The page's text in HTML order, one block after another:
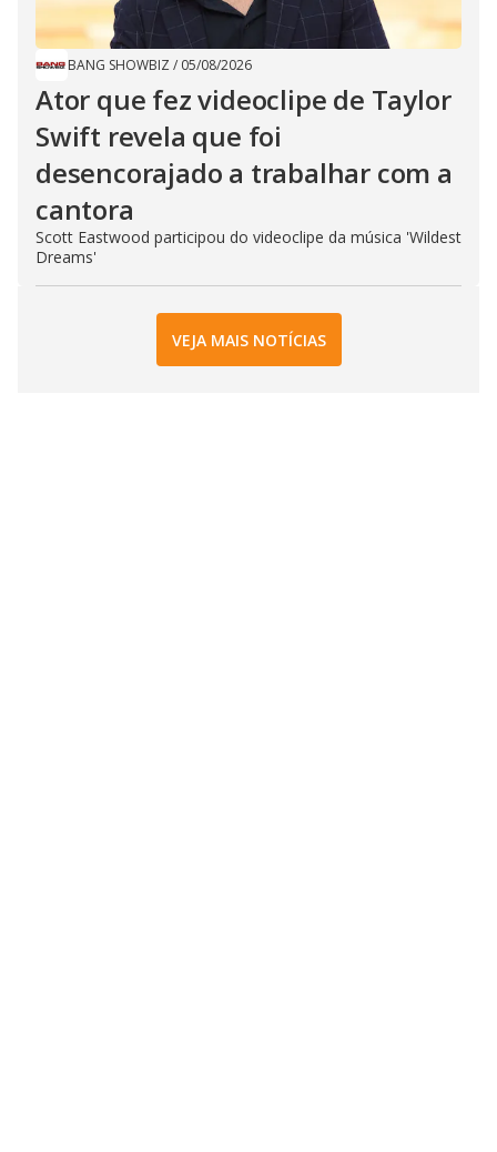
BANG SHOWBIZ / 05/08/2026
Ator que fez videoclipe de Taylor
Swift revela que foi
desencorajado a trabalhar com a
cantora
Scott Eastwood participou do videoclipe da música 'Wildest
Dreams'
VEJA MAIS NOTÍCIAS